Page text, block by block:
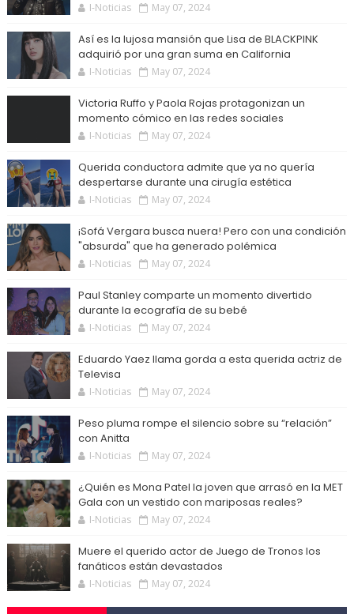
I-Noticias May 07, 2024
Así es la lujosa mansión que Lisa de BLACKPINK
adquirió por una gran suma en California
I-Noticias May 07, 2024
Victoria Ruffo y Paola Rojas protagonizan un
momento cómico en las redes sociales
I-Noticias May 07, 2024
Querida conductora admite que ya no quería
despertarse durante una cirugía estética
I-Noticias May 07, 2024
¡Sofá Vergara busca nuera! Pero con una condición
"absurda" que ha generado polémica
I-Noticias May 07, 2024
Paul Stanley comparte un momento divertido
durante la ecografía de su bebé
I-Noticias May 07, 2024
Eduardo Yaez llama gorda a esta querida actriz de
Televisa
I-Noticias May 07, 2024
Peso pluma rompe el silencio sobre su “relación”
con Anitta
I-Noticias May 07, 2024
¿Quién es Mona Patel la joven que arrasó en la MET
Gala con un vestido con mariposas reales?
I-Noticias May 07, 2024
Muere el querido actor de Juego de Tronos los
fanáticos están devastados
I-Noticias May 07, 2024